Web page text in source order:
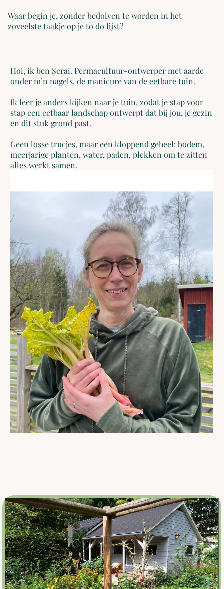
Waar begin je, zonder bedolven te worden in het
zoveelste taakje op je to do lijst?
Hoi, ik ben Serai. Permacultuur-ontwerper met aarde
onder m’n nagels, de manicure van de eetbare tuin.
Ik leer je anders kijken naar je tuin, zodat je stap voor
stap een eetbaar landschap ontwerpt dat bij jou, je gezin
en dit stuk grond past.
Geen losse trucjes, maar een kloppend geheel: bodem,
meerjarige planten, water, paden, plekken om te zitten
alles werkt samen.